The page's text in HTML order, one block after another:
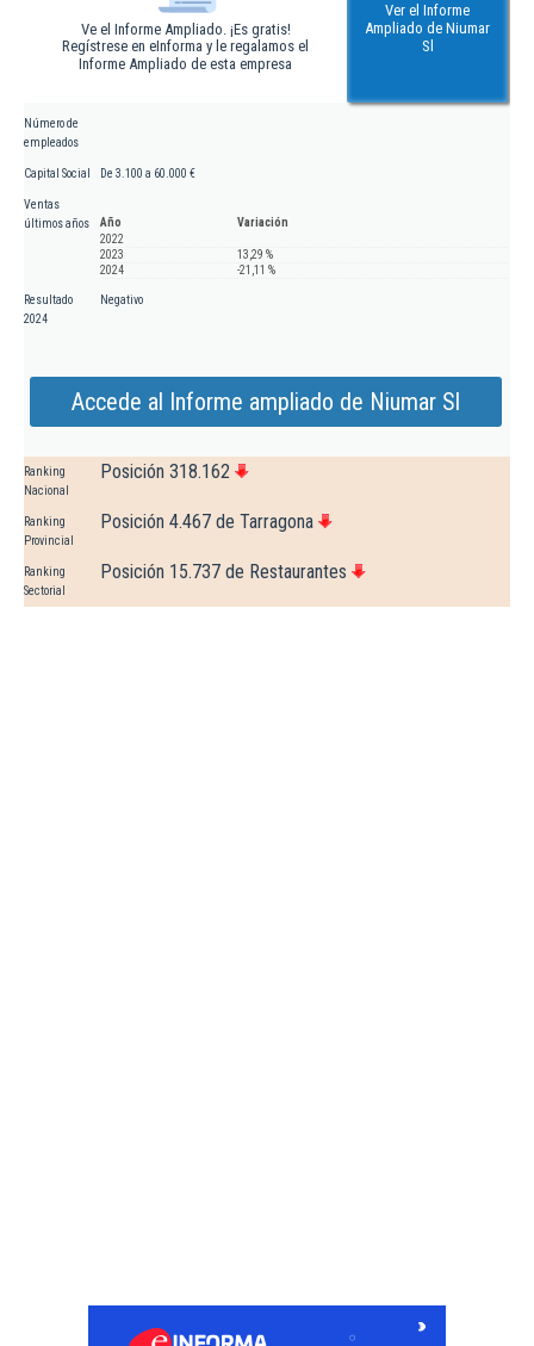
Ve el Informe Ampliado. ¡Es gratis!
Regístrese en eInforma y le regalamos el
Informe Ampliado de esta empresa
Ver el Informe
Ampliado de Niumar
Sl
Número de
empleados
Capital Social De 3.100 a 60.000 €
Ventas
últimos años
Año
Variación
2022
2023
13,29 %
2024
-21,11 %
Resultado
2024
Negativo
Accede al Informe ampliado de Niumar Sl
Ranking
Nacional
Posición 318.162
Ranking
Provincial
Posición 4.467 de Tarragona
Ranking
Sectorial
Posición 15.737 de Restaurantes